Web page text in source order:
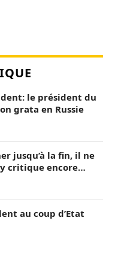
le président du
grata en Russie
jusqu’à la fin, il ne
critique encore
au coup d’Etat